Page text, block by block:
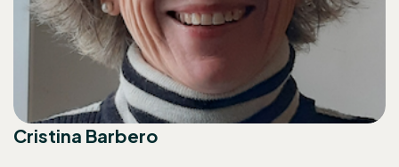
Cristina Barbero